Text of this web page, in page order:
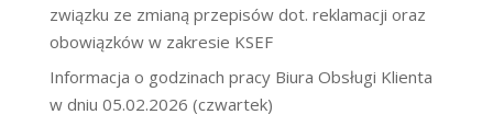
związku ze zmianą przepisów dot. reklamacji oraz
obowiązków w zakresie KSEF
Informacja o godzinach pracy Biura Obsługi Klienta
w dniu 05.02.2026 (czwartek)